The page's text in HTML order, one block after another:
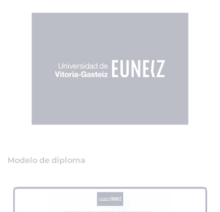
Modelo de diploma